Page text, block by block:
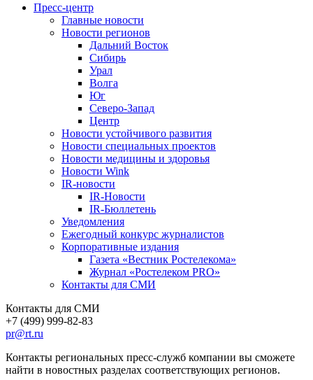
Пресс-центр
Главные новости
Новости регионов
Дальний Восток
Сибирь
Урал
Волга
Юг
Северо-Запад
Центр
Новости устойчивого развития
Новости специальных проектов
Новости медицины и здоровья
Новости Wink
IR-новости
IR-Новости
IR-Бюллетень
Уведомления
Ежегодный конкурс журналистов
Корпоративные издания
Газета «Вестник Ростелекома»
Журнал «Ростелеком PRO»
Контакты для СМИ
Контакты для СМИ
+7 (499) 999-82-83
pr@rt.ru
Контакты региональных пресс-служб компании вы сможете
найти в новостных разделах соответствующих регионов.